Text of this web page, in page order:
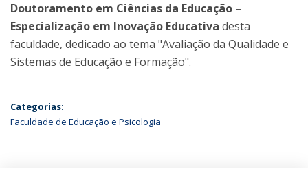
Doutoramento em Ciências da Educação –
Especialização em Inovação Educativa desta
faculdade, dedicado ao tema "Avaliação da Qualidade e
Sistemas de Educação e Formação".
Categorias:
Faculdade de Educação e Psicologia